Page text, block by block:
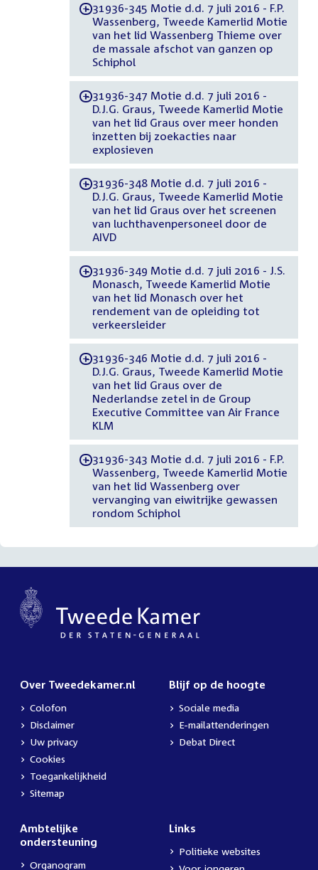
-31936-345 Motie d.d. 7 juli 2016 - F.P.
Wassenberg, Tweede Kamerlid Motie
van het lid Wassenberg Thieme over
de massale afschot van ganzen op
Schiphol
-31936-347 Motie d.d. 7 juli 2016 -
D.J.G. Graus, Tweede Kamerlid Motie
van het lid Graus over meer honden
inzetten bij zoekacties naar
explosieven
-31936-348 Motie d.d. 7 juli 2016 -
D.J.G. Graus, Tweede Kamerlid Motie
van het lid Graus over het screenen
van luchthavenpersoneel door de
AIVD
-31936-349 Motie d.d. 7 juli 2016 - J.S.
Monasch, Tweede Kamerlid Motie
van het lid Monasch over het
rendement van de opleiding tot
verkeersleider
-31936-346 Motie d.d. 7 juli 2016 -
D.J.G. Graus, Tweede Kamerlid Motie
van het lid Graus over de
Nederlandse zetel in de Group
Executive Committee van Air France
KLM
-31936-343 Motie d.d. 7 juli 2016 - F.P.
Wassenberg, Tweede Kamerlid Motie
van het lid Wassenberg over
vervanging van eiwitrijke gewassen
rondom Schiphol
Over Tweedekamer.nl
Colofon
Disclaimer
Uw privacy
Cookies
Toegankelijkheid
Sitemap
Blijf op de hoogte
Sociale media
E-mailattenderingen
Debat Direct
Ambtelijke
ondersteuning
Organogram
Links
Politieke websites